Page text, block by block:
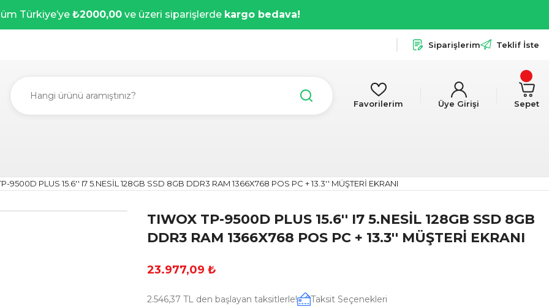
Türkiye’ye ₺2000,00 ve üzeri siparişlerde kargo bedava!
Siparişlerim Teklif İste
Favorilerim Üye Girişi Sepet
9500D PLUS 15.6'' I7 5.NESİL 128GB SSD 8GB DDR3 RAM 1366X768 POS PC + 13.3'' MÜŞTERİ EKRANI
TIWOX TP-9500D PLUS 15.6'' I7 5.NESİL 128GB SSD 8GB
DDR3 RAM 1366X768 POS PC + 13.3'' MÜŞTERİ EKRANI
23.977,09 ₺
2.546,37 TL den başlayan taksitlerle! Taksit Seçenekleri